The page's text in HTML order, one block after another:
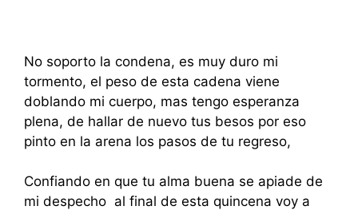
No soporto la condena, es muy duro mi
tormento, el peso de esta cadena viene
doblando mi cuerpo, mas tengo esperanza
plena, de hallar de nuevo tus besos por eso
pinto en la arena los pasos de tu regreso,
Confiando en que tu alma buena se apiade de
mi despecho al final de esta quincena voy a